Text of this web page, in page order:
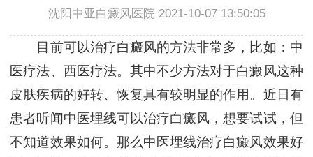
沈阳中亚白癜风医院 2021-10-07 13:50:05
目前可以治疗白癜风的方法非常多，比如：中
医疗法、西医疗法。其中不少方法对于白癜风这种
皮肤疾病的好转、恢复具有较明显的作用。近日有
患者听闻中医埋线可以治疗白癜风，想要试试，但
不知道效果如何。那么中医埋线治疗白癜风效果好